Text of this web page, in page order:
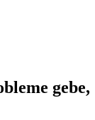
gebe,